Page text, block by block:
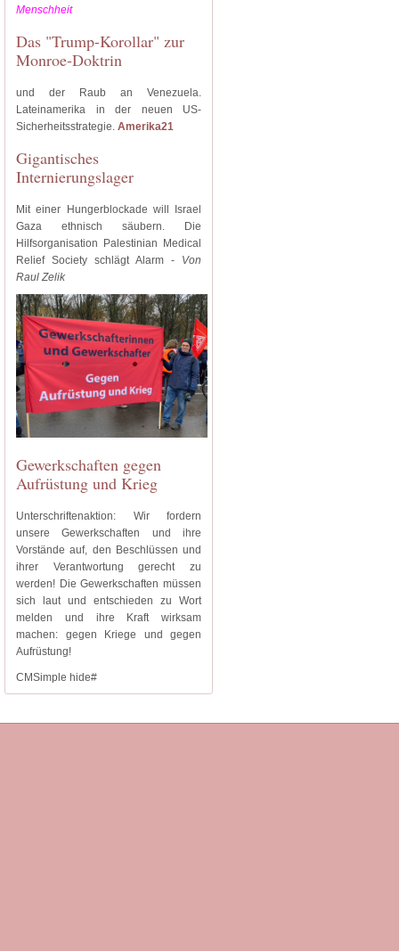
Menschheit
Das "Trump-Korollar" zur
Monroe-Doktrin
und der Raub an Venezuela.
Lateinamerika in der neuen US-
Sicherheitsstrategie. Amerika21
Gigantisches
Internierungslager
Mit einer Hungerblockade will Israel
Gaza ethnisch säubern. Die
Hilfsorganisation Palestinian Medical
Relief Society schlägt Alarm - Von
Raul Zelik
Gewerkschaften gegen
Aufrüstung und Krieg
Unterschriftenaktion: Wir fordern
unsere Gewerkschaften und ihre
Vorstände auf, den Beschlüssen und
ihrer Verantwortung gerecht zu
werden! Die Gewerkschaften müssen
sich laut und entschieden zu Wort
melden und ihre Kraft wirksam
machen: gegen Kriege und gegen
Aufrüstung!
CMSimple hide#